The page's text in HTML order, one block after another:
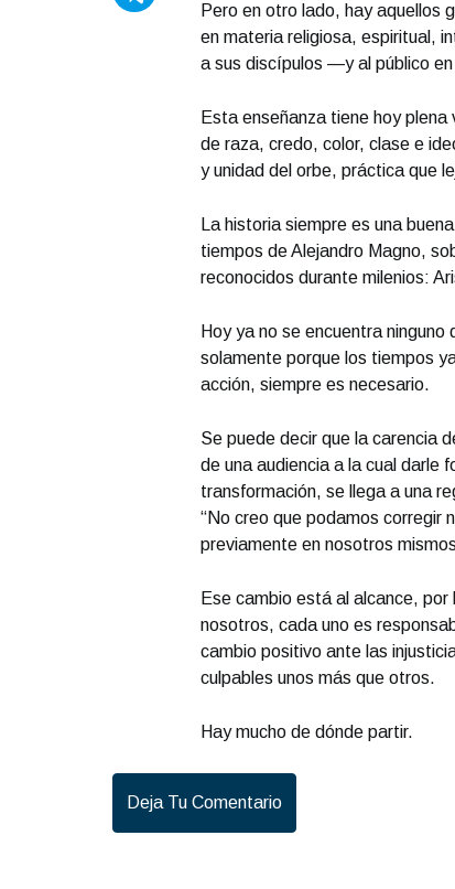
Pero en otro lado, hay aquellos
en materia religiosa, espiritual,
a sus discípulos —y al público
Esta enseñanza tiene hoy
de raza, credo, color, clase e
y unidad del orbe, práctica que
La historia siempre es una
tiempos de Alejandro Magno,
reconocidos durante milenios:
Hoy ya no se encuentra
solamente porque los tiempos
acción, siempre es necesario.
Se puede decir que la carencia
de una audiencia a la cual darle
transformación, se llega a una
“No creo que podamos corregir
previamente en nosotros
Ese cambio está al alcance,
nosotros, cada uno es
cambio positivo ante las
culpables unos más que otros.
Hay mucho de dónde partir.
Deja Tu Comentario